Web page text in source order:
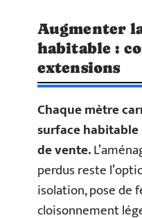
Augmenter
habitable :
extensions
Chaque mètre
surface
de vente.
perdus reste
isolation, pose de
cloisonnement